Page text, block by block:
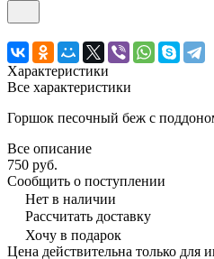
Характеристики
Все характеристики
Горшок песочный беж с
Все описание
750 руб.
Сообщить о поступлении
Нет в наличии
Рассчитать доставку
Хочу в подарок
Цена действительна только для